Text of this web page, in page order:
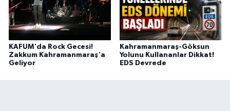
KAFUM'da Rock Gecesi!
Zakkum Kahramanmaraş'a
Geliyor
Kahramanmaraş-Göksun
Yolunu Kullananlar Dikkat!
EDS Devrede